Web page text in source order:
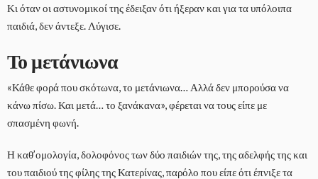
Κι όταν οι αστυνομικοί της έδειξαν ότι ήξεραν και για τα υπόλοιπα
παιδιά, δεν άντεξε. Λύγισε.
Το μετάνιωνα
«Κάθε φορά που σκότωνα, το μετάνιωνα… Αλλά δεν μπορούσα να
κάνω πίσω. Και μετά… το ξανάκανα», φέρεται να τους είπε με
σπασμένη φωνή.
Η καθ’ομολογία, δολοφόνος των δύο παιδιών της, της αδελφής της και
του παιδιού της φίλης της Κατερίνας, παρόλο που είπε ότι έπνιξε τα